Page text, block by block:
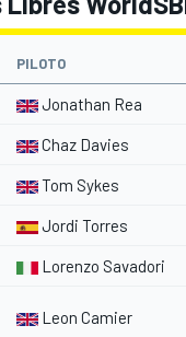
PILOTO
Jonathan Rea
Chaz Davies
Tom Sykes
Jordi Torres
Lorenzo Savadori
Leon Camier